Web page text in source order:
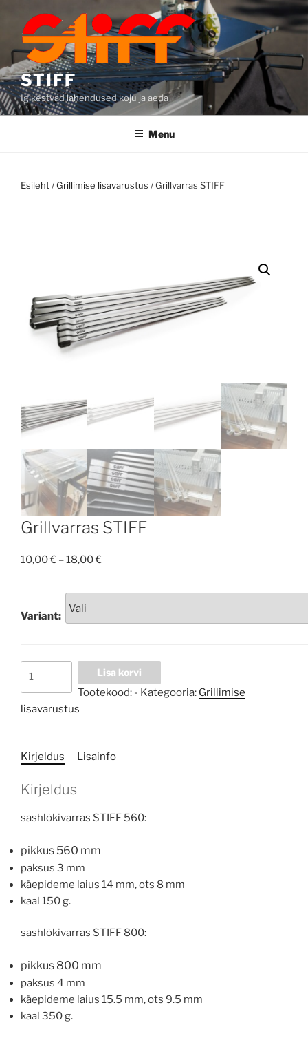
content
STIFF
Igikestvad lahendused koju ja aeda
Menu
Esileht/Grillimise lisavarustus / Grillvarras STIFF
Grillvarras STIFF
10,00€ –18,00€
Variant:
Lisa korvi
Tootekood: - Kategooria: Grillimise
lisavarustus
Kirjeldus Lisainfo
Kirjeldus
sashlõkivarras STIFF 560:
pikkus 560 mm
paksus 3 mm
käepideme laius 14 mm, ots 8 mm
kaal 150 g.
sashlõkivarras STIFF 800:
pikkus 800 mm
paksus 4 mm
käepideme laius 15.5 mm, ots 9.5 mm
kaal 350 g.